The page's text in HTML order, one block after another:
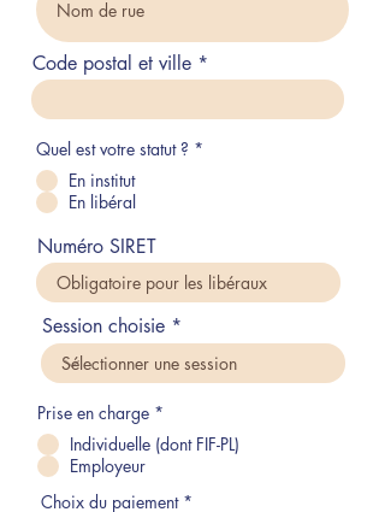
Code postal et ville
Quel est votre statut ? *
En institut
En libéral
Numéro SIRET
Session choisie
Prise en charge *
Individuelle (dont FIF-PL)
Employeur
Choix du paiement *